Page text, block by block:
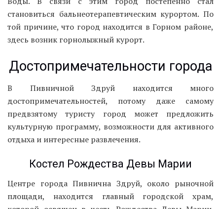
становиться бальнеотерапевтическим курортом. По
той причине, что город находится в Горном районе,
здесь возник горнолыжный курорт.
Достопримечательности города
В Пивничной Здруй находится много
достопримечательностей, потому даже самому
предвзятому туристу город может предложить
культурную программу, возможности для активного
отдыха и интересные развлечения.
Костел Рождества Девы Марии
Центре города Пивнична Здруй, около рыночной
площади, находится главный городской храм,